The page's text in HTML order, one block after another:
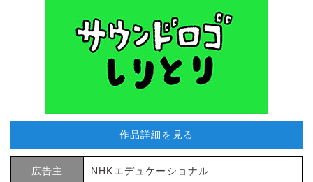
作品詳細を見る
広告主 NHKエデュケーショナル